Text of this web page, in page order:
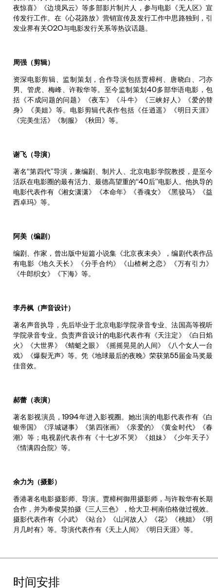
夜惊喜》《边境风云》等多部影片制片人，参与电影《无人区》宣
传发行工作。在《心花路放》营销宣传及发行工作中思路独到，引
发业界有关O2O与电影发行关系等热议话题。
周强（剪辑）
资深电影剪辑、监制策划，合作导演包括贾樟柯、唐晓白、刁亦
男、管虎、梅峰、许鞍华等。至今监制策划40多部华语电影，包
括《不成问题的问题》《夜车》《斗牛》《三峡好人》《爱的替
身》《美姐》等。电影剪辑代表作包括《任逍遥》《明日天涯》
《完美生活》《制服》《秋田》等。
谢飞（导演）
著名“第四代”导演，兼编剧、制片人、北京电影学院教授，是至今
活跃在电影圈的最有活力、最德高望重的“40后”电影人。他执导的
电影代表作有《湘女潇潇》《本命年》《香魂女》《黑骏马》《益
西卓玛》等。
阿美（编剧）
编剧、作家，曾出版中短篇小说集《北京夜未央》，编剧代表作品
有电影《地久天长》《分手合约》《山楂树之恋》《万有引力》
《牛郎织女》《下海》等。
李丹枫（声音设计）
著名声音执导，先后毕业于北京电影学院录音专业、法国高等视听
学院录音专业。负责声音设计的电影代表作有《天注定》《白日焰
火》《大世界》《蜻蜓之眼》《摇摇晃晃的人间》《八个女人一台
戏》《爆裂无声》等。凭《地球最后的夜晚》荣获第55届金马奖最
佳音效。
郝蕾（表演）
著名影视演员，1994年进入影视圈。她出演的电影代表作有《白
银帝国》《浮城谜事》《第四张画》《亲爱的》《黄金时代》《春
潮》等；电视剧代表作有《十七岁不哭》《姐妹》《少年天子》
《情满四合院》等。
余力为（摄影）
香港著名电影摄影师、导演。贾樟柯御用摄影师，与许鞍华有长期
合作，并为奉俊昊拍摄《三人三色》，给大卫·柯南伯格做过视效。
摄影代表作有《小武》《站台》《山河故人》《花》《桃姐》《明
月几时有》等。导演代表作有《天上人间》《明日天涯》等。
时间安排